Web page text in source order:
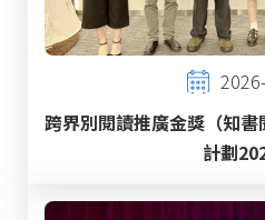
跨界別閱讀推廣金獎（知
計劃